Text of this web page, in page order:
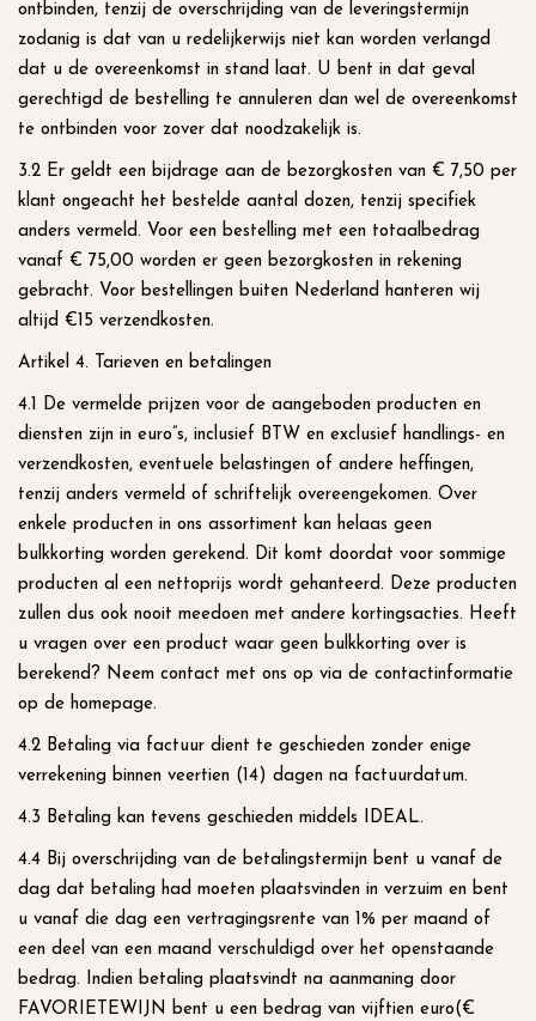
ontbinden, tenzij de overschrijding van de leveringstermijn
zodanig is dat van u redelijkerwijs niet kan worden verlangd
dat u de overeenkomst in stand laat. U bent in dat geval
gerechtigd de bestelling te annuleren dan wel de overeenkomst
te ontbinden voor zover dat noodzakelijk is.
3.2 Er geldt een bijdrage aan de bezorgkosten van € 7,50 per
klant ongeacht het bestelde aantal dozen, tenzij specifiek
anders vermeld. Voor een bestelling met een totaalbedrag
vanaf € 75,00 worden er geen bezorgkosten in rekening
gebracht. Voor bestellingen buiten Nederland hanteren wij
altijd €15 verzendkosten.
Artikel 4. Tarieven en betalingen
4.1 De vermelde prijzen voor de aangeboden producten en
diensten zijn in euro”s, inclusief BTW en exclusief handlings- en
verzendkosten, eventuele belastingen of andere heffingen,
tenzij anders vermeld of schriftelijk overeengekomen. Over
enkele producten in ons assortiment kan helaas geen
bulkkorting worden gerekend. Dit komt doordat voor sommige
producten al een nettoprijs wordt gehanteerd. Deze producten
zullen dus ook nooit meedoen met andere kortingsacties. Heeft
u vragen over een product waar geen bulkkorting over is
berekend? Neem contact met ons op via de contactinformatie
op de homepage.
4.2 Betaling via factuur dient te geschieden zonder enige
verrekening binnen veertien (14) dagen na factuurdatum.
4.3 Betaling kan tevens geschieden middels IDEAL.
4.4 Bij overschrijding van de betalingstermijn bent u vanaf de
dag dat betaling had moeten plaatsvinden in verzuim en bent
u vanaf die dag een vertragingsrente van 1% per maand of
een deel van een maand verschuldigd over het openstaande
bedrag. Indien betaling plaatsvindt na aanmaning door
FAVORIETEWIJN bent u een bedrag van vijftien euro(€